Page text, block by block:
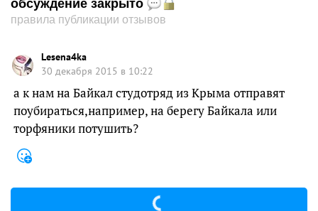
обсуждение закрыто
правила публикации отзывов
Lesena4ka
30 декабря 2015 в 10:22
а к нам на Байкал студотряд из Крыма отправят
поубираться,например, на берегу Байкала или
торфяники потушить?